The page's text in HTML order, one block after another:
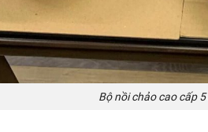
Bộ nồi chảo cao cấp